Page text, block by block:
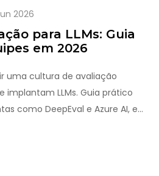
2026
para LLMs: Guia
em 2026
uma cultura de avaliação
implantam LLMs. Guia prático
como DeepEval e Azure AI, e
em 2026.